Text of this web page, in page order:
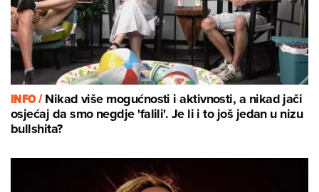
INFO /Nikad više mogućnosti i aktivnosti, a nikad jači
osjećaj da smo negdje 'falili'. Je li i to još jedan u nizu
bullshita?